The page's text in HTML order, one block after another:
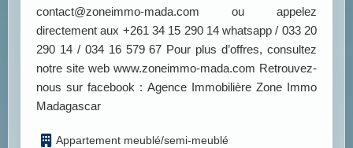
contact@zoneimmo-mada.com ou appelez
directement aux +261 34 15 290 14 whatsapp / 033 20
290 14 / 034 16 579 67 Pour plus d’offres, consultez
notre site web www.zoneimmo-mada.com Retrouvez-
nous sur facebook : Agence Immobilière Zone Immo
Madagascar
Appartement meublé/semi-meublé